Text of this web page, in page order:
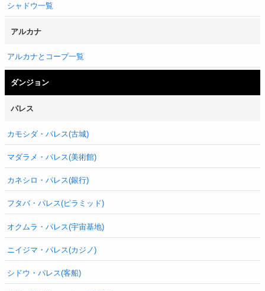
シャドウ一覧
アルカナ
アルカナとコープ一覧
ダンジョン
パレス
カモシダ・パレス(古城)
マダラメ・パレス(美術館)
カネシロ・パレス(銀行)
フタバ・パレス(ピラミッド)
オクムラ・パレス(宇宙基地)
ニイジマ・パレス(カジノ)
シドウ・パレス(客船)